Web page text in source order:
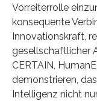
Vorreiterrolle
konsequente
Innovationskraft,
gesellschaftlicher
CERTAIN,
demonstrieren,
Intelligenz nicht